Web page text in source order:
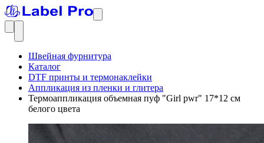
Швейная фурнитура
Каталог
DTF принты и термонаклейки
Аппликация из пленки и глитера
Термоаппликация объемная пуф "Girl pwr" 17*12 см
белого цвета